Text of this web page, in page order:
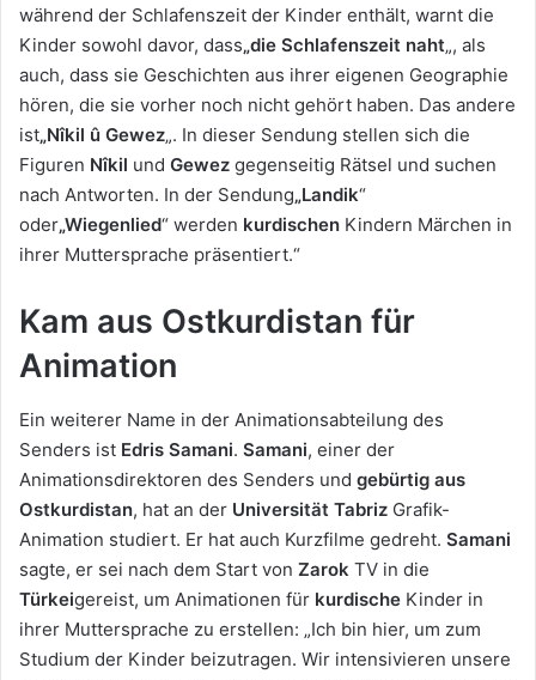
während der Schlafenszeit der Kinder enthält, warnt die
Kinder sowohl davor, dass„die Schlafenszeit naht„, als
auch, dass sie Geschichten aus ihrer eigenen Geographie
hören, die sie vorher noch nicht gehört haben. Das andere
ist„Nîkil û Gewez„. In dieser Sendung stellen sich die
Figuren Nîkil und Gewez gegenseitig Rätsel und suchen
nach Antworten. In der Sendung„Landik“
oder„Wiegenlied“ werden kurdischen Kindern Märchen in
ihrer Muttersprache präsentiert.“
Kam aus Ostkurdistan für
Animation
Ein weiterer Name in der Animationsabteilung des
Senders ist Edris Samani. Samani, einer der
Animationsdirektoren des Senders und gebürtig aus
Ostkurdistan, hat an der Universität Tabriz Grafik-
Animation studiert. Er hat auch Kurzfilme gedreht. Samani
sagte, er sei nach dem Start von Zarok TV in die
Türkeigereist, um Animationen für kurdische Kinder in
ihrer Muttersprache zu erstellen: „Ich bin hier, um zum
Studium der Kinder beizutragen. Wir intensivieren unsere